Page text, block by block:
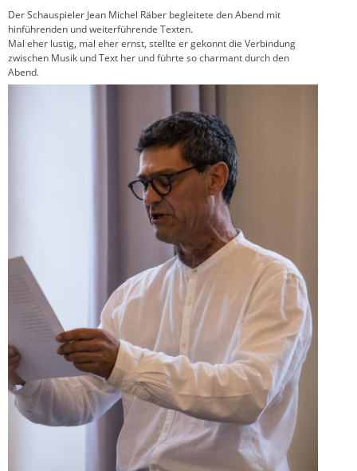
Der Schauspieler Jean Michel Räber begleitete den Abend mit
hinführenden und weiterführende Texten.
Mal eher lustig, mal eher ernst, stellte er gekonnt die Verbindung
zwischen Musik und Text her und führte so charmant durch den
Abend.